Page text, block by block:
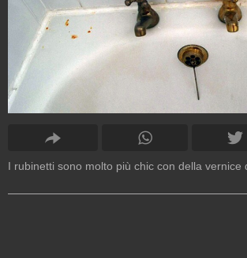
I rubinetti sono molto più chic con della vernice